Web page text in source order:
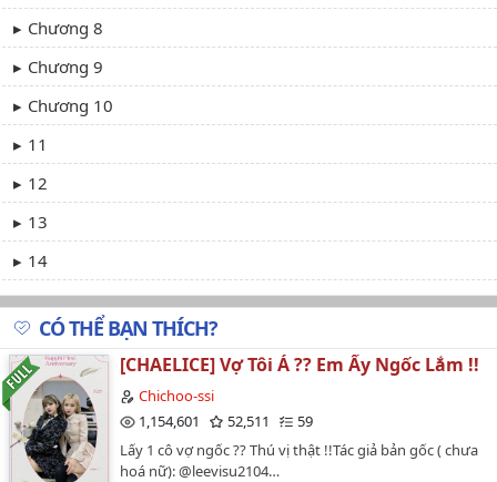
Chương 8
Chương 9
Chương 10
11
12
13
14
15
16
17
18
19
CÓ THỂ BẠN THÍCH?
[CHAELICE] Vợ Tôi Á ?? Em Ấy Ngốc Lắm !!
Chichoo-ssi
1,154,601
52,511
59
Lấy 1 cô vợ ngốc ?? Thú vị thật !!Tác giả bản gốc ( chưa
hoá nữ): @leevisu2104…